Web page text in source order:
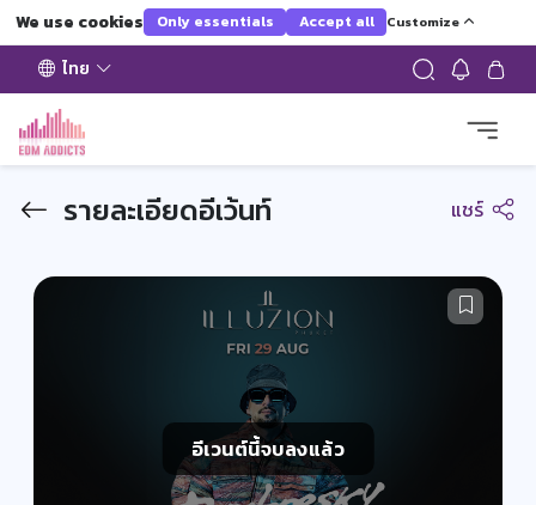
We use cookies Only essentials Accept all Customize
ไทย
รายละเอียดอีเว้นท์ แชร์
อีเวนต์นี้จบลงแล้ว